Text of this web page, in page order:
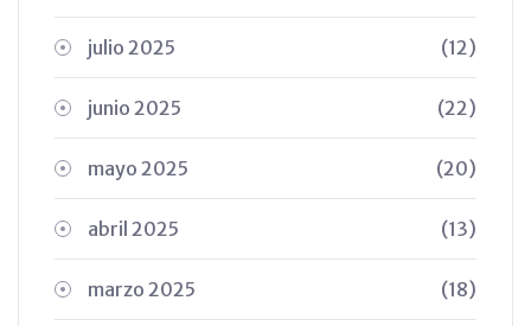
julio 2025 (12)
junio 2025 (22)
mayo 2025 (20)
abril 2025 (13)
marzo 2025 (18)